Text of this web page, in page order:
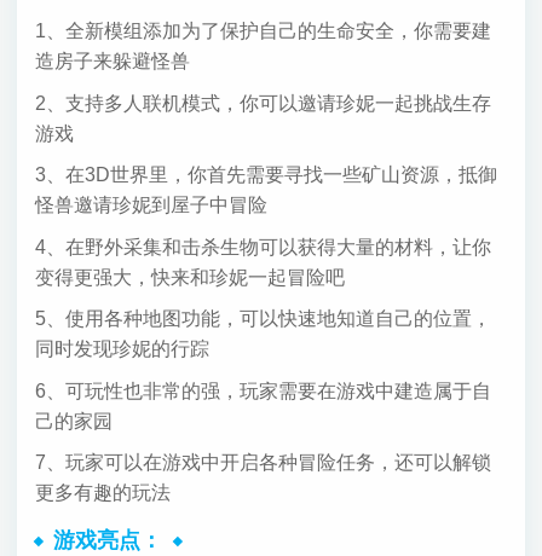
1、全新模组添加为了保护自己的生命安全，你需要建
造房子来躲避怪兽
2、支持多人联机模式，你可以邀请珍妮一起挑战生存
游戏
3、在3D世界里，你首先需要寻找一些矿山资源，抵御
怪兽邀请珍妮到屋子中冒险
4、在野外采集和击杀生物可以获得大量的材料，让你
变得更强大，快来和珍妮一起冒险吧
5、使用各种地图功能，可以快速地知道自己的位置，
同时发现珍妮的行踪
6、可玩性也非常的强，玩家需要在游戏中建造属于自
己的家园
7、玩家可以在游戏中开启各种冒险任务，还可以解锁
更多有趣的玩法
游戏亮点：